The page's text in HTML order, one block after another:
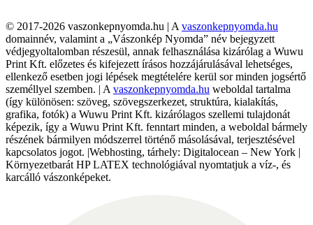
© 2017-2026 vaszonkepnyomda.hu | A vaszonkepnyomda.hu
domainnév, valamint a „Vászonkép Nyomda” név bejegyzett
védjegyoltalomban részesül, annak felhasználása kizárólag a Wuwu
Print Kft. előzetes és kifejezett írásos hozzájárulásával lehetséges,
ellenkező esetben jogi lépések megtételére kerül sor minden jogsértő
személlyel szemben. | A vaszonkepnyomda.hu weboldal tartalma
(így különösen: szöveg, szövegszerkezet, struktúra, kialakítás,
grafika, fotók) a Wuwu Print Kft. kizárólagos szellemi tulajdonát
képezik, így a Wuwu Print Kft. fenntart minden, a weboldal bármely
részének bármilyen módszerrel történő másolásával, terjesztésével
kapcsolatos jogot. |Webhosting, tárhely: Digitalocean – New York |
Környezetbarát HP LATEX technológiával nyomtatjuk a víz-, és
karcálló vászonképeket.